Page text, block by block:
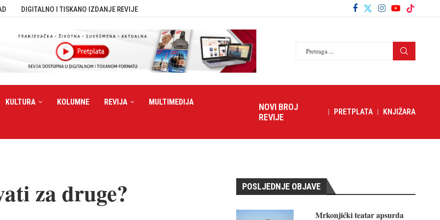
DIGITALNO I TISKANO IZDANJE REVIJE
KULTURA KOLUMNE REVIJA MULTIMEDIJA
NOVI BROJ
REVIJE
PRETPLATA KNJIŽARA
za druge? POSLJEDNJE OBJAVE
Mrkonjićki teatar apsurda